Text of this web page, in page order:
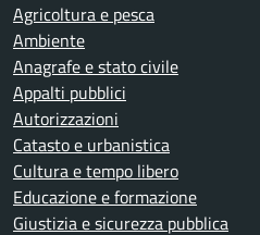
Agricoltura e pesca
Ambiente
Anagrafe e stato civile
Appalti pubblici
Autorizzazioni
Catasto e urbanistica
Cultura e tempo libero
Educazione e formazione
Giustizia e sicurezza pubblica